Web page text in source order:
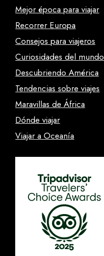
Mejor época para viajar
Recorrer Europa
Consejos para viajeros
Curiosidades del mundo
Descubriendo América
Tendencias sobre viajes
Maravillas de África
Dónde viajar
Viajar a Oceanía